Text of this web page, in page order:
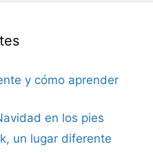
y cómo aprender
en los pies
un lugar diferente